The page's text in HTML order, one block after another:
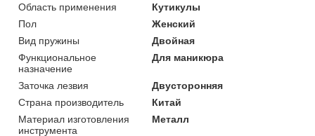
Область применения
Кутикулы
Пол
Женский
Вид пружины
Двойная
Функциональное
назначение
Для маникюра
Заточка лезвия
Двусторонняя
Страна производитель
Китай
Материал изготовления
инструмента
Металл